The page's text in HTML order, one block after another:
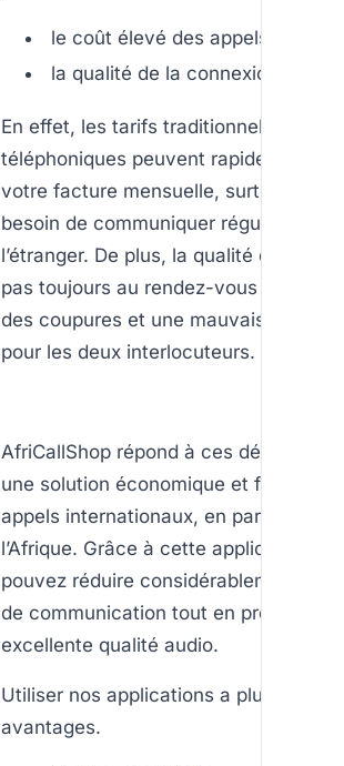
le coût élevé des appels
la qualité de la connexion.
En effet, les tarifs traditionnels des
téléphoniques peuvent rapidement
votre facture mensuelle, surtout si
besoin de communiquer
l’étranger. De plus, la qualité des
pas toujours au rendez-vous : il y a
des coupures et une mauvaise
pour les deux interlocuteurs.
AfriCallShop répond à ces défis en
une solution économique et fiable
appels internationaux, en particulier
l’Afrique. Grâce à cette application,
pouvez réduire considérablement vos
de communication tout en profitant
excellente qualité audio.
Utiliser nos applications a plusieurs
avantages.